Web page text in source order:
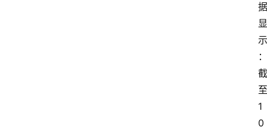
据
显
示
：
截
至
1
0